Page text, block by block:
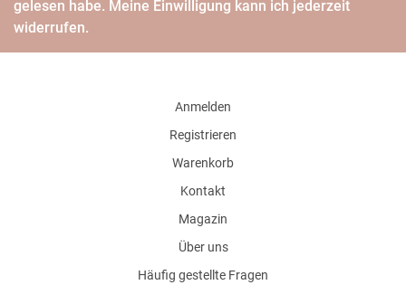
gelesen habe. Meine Einwilligung kann ich jederzeit
widerrufen.
Anmelden
Registrieren
Warenkorb
Kontakt
Magazin
Über uns
Häufig gestellte Fragen